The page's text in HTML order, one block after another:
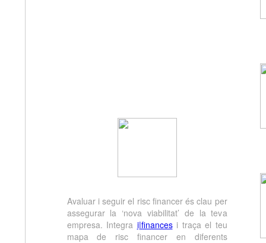
Avaluar i seguir el risc financer és clau per
assegurar la ‘nova viabilitat’ de la teva
empresa. Integra i|financesi traça el teu
mapa de risc financer en diferents